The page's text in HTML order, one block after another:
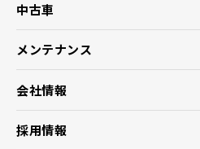
中古車
メンテナンス
会社情報
採用情報